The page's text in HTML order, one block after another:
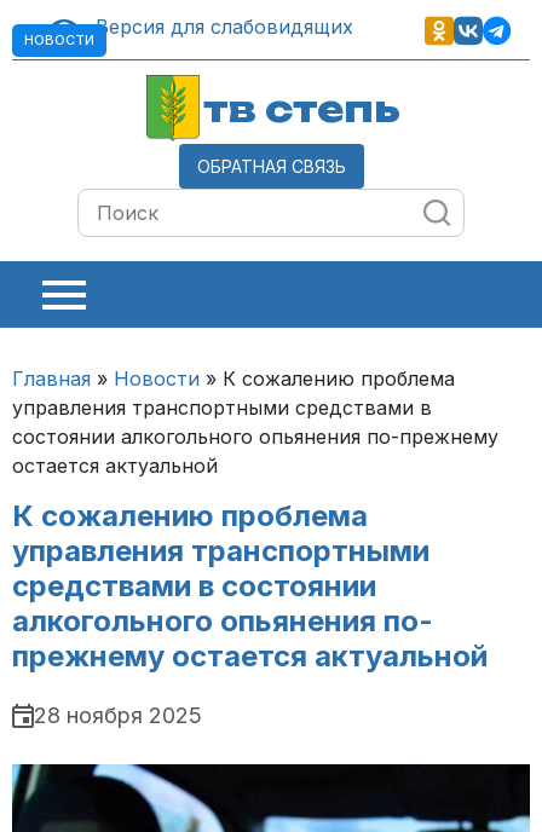
Версия для слабовидящих
тв степь
ОБРАТНАЯ СВЯЗЬ
Главная » Новости » К сожалению проблема
управления транспортными средствами в
состоянии алкогольного опьянения по-прежнему
остается актуальной
К сожалению проблема
управления транспортными
средствами в состоянии
алкогольного опьянения по-
прежнему остается актуальной
НОВОСТИ
28 ноября 2025